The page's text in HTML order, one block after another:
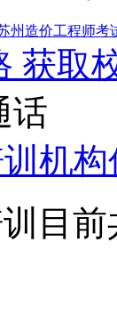
州造价工程师考
获取
话
机构
目